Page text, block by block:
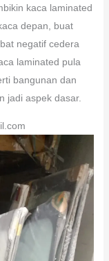
kaca laminated
depan, buat
negatif cedera
laminated pula
bangunan dan
jadi aspek dasar.